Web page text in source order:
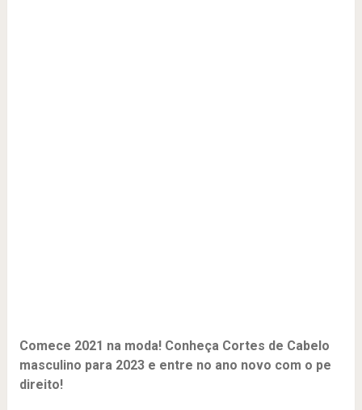
Comece 2021 na moda! Conheça Cortes de Cabelo
masculino para 2023 e entre no ano novo com o pe
direito!